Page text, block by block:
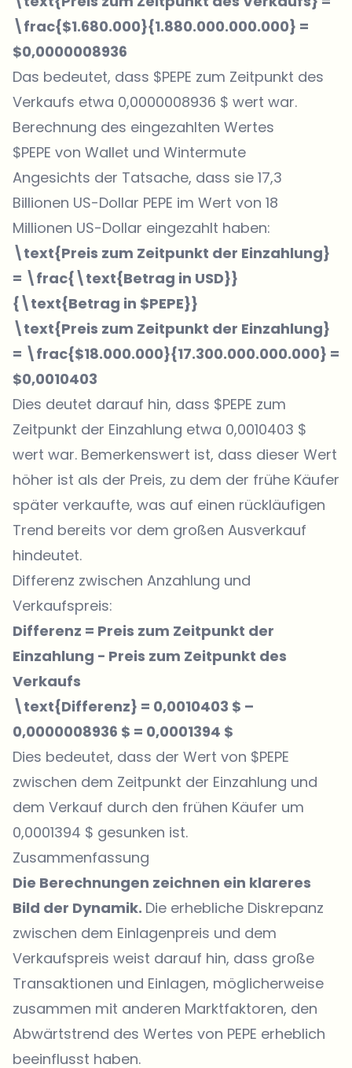
\frac{$1.680.000}{1.880.000.000.000} =
$0,0000008936
Das bedeutet, dass $PEPE zum Zeitpunkt des
Verkaufs etwa 0,0000008936 $ wert war.
Berechnung des eingezahlten Wertes
$PEPE von Wallet und Wintermute
Angesichts der Tatsache, dass sie 17,3
Billionen US-Dollar PEPE im Wert von 18
Millionen US-Dollar eingezahlt haben:
\text{Preis zum Zeitpunkt der Einzahlung}
= \frac{\text{Betrag in USD}}
{\text{Betrag in $PEPE}}
\text{Preis zum Zeitpunkt der Einzahlung}
= \frac{$18.000.000}{17.300.000.000.000} =
$0,0010403
Dies deutet darauf hin, dass $PEPE zum
Zeitpunkt der Einzahlung etwa 0,0010403 $
wert war. Bemerkenswert ist, dass dieser Wert
höher ist als der Preis, zu dem der frühe Käufer
später verkaufte, was auf einen rückläufigen
Trend bereits vor dem großen Ausverkauf
hindeutet.
Differenz zwischen Anzahlung und
Verkaufspreis:
Differenz = Preis zum Zeitpunkt der
Einzahlung − Preis zum Zeitpunkt des
Verkaufs
\text{Differenz} = 0,0010403 $ –
0,0000008936 $ = 0,0001394 $
Dies bedeutet, dass der Wert von $PEPE
zwischen dem Zeitpunkt der Einzahlung und
dem Verkauf durch den frühen Käufer um
0,0001394 $ gesunken ist.
Zusammenfassung
Die Berechnungen zeichnen ein klareres
Bild der Dynamik. Die erhebliche Diskrepanz
zwischen dem Einlagenpreis und dem
Verkaufspreis weist darauf hin, dass große
Transaktionen und Einlagen, möglicherweise
zusammen mit anderen Marktfaktoren, den
Abwärtstrend des Wertes von PEPE erheblich
beeinflusst haben.